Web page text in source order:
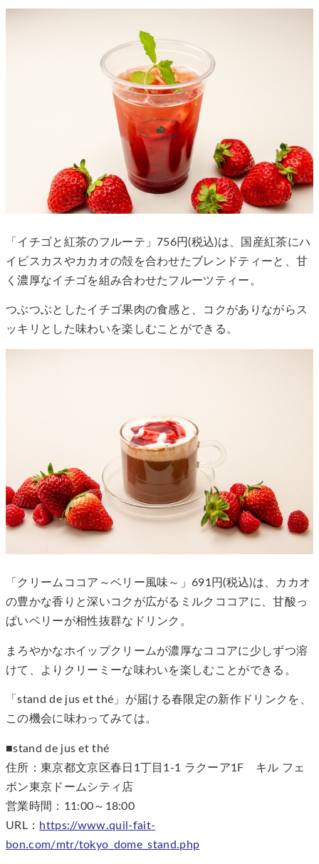
「イチゴと紅茶のフルーテ」756円(税込)は、国産紅茶にハ
イビスカスやカカオの殻を合わせたブレンドティーと、甘
く濃厚なイチゴを組み合わせたフルーツティー。
つぶつぶとしたイチゴ果肉の食感と、コクがありながらス
ッキリとした味わいを楽しむことができる。
「クリームココア～ベリー風味～」691円(税込)は、カカオ
の豊かな香りと深いコクが広がるミルクココアに、甘酸っ
ぱいベリーが相性抜群なドリンク。
まろやかなホイップクリームが濃厚なココアに少しずつ溶
けて、よりクリーミーな味わいを楽しむことができる。
「stand de jus et thé」が届ける春限定の新作ドリンクを、
この機会に味わってみては。
■stand de jus et thé
住所：東京都文京区春日1丁目1-1 ラクーア1F キル フェ
ボン東京ドームシティ店
営業時間：11:00～18:00
URL： https://www.quil-fait-
bon.com/mtr/tokyo_dome_stand.php